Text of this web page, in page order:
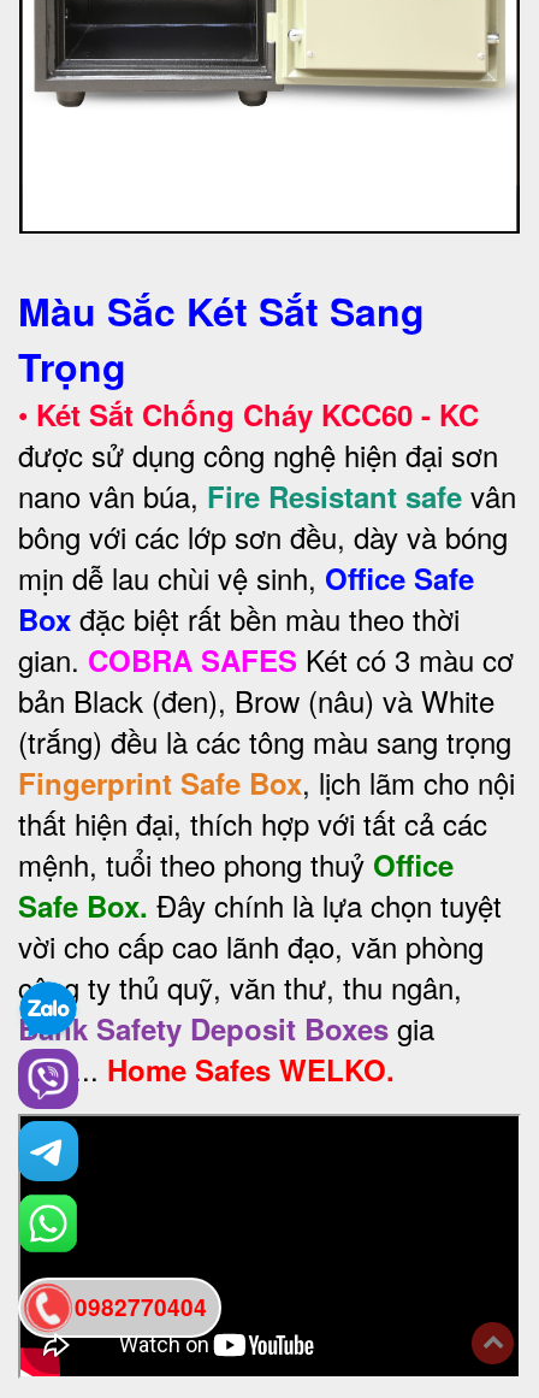
Màu Sắc Két Sắt Sang
Trọng
• Két Sắt Chống Cháy KCC60 - KC
được sử dụng công nghệ hiện đại sơn
nano vân búa, Fire Resistant safe vân
bông với các lớp sơn đều, dày và bóng
mịn dễ lau chùi vệ sinh, Office Safe
Box đặc biệt rất bền màu theo thời
gian. COBRA SAFES Két có 3 màu cơ
bản Black (đen), Brow (nâu) và White
(trắng) đều là các tông màu sang trọng
Fingerprint Safe Box, lịch lãm cho nội
thất hiện đại, thích hợp với tất cả các
mệnh, tuổi theo phong thuỷ Office
Safe Box. Đây chính là lựa chọn tuyệt
vời cho cấp cao lãnh đạo, văn phòng
công ty thủ quỹ, văn thư, thu ngân,
Bank Safety Deposit Boxes gia
đình... Home Safes WELKO.
0982770404
back